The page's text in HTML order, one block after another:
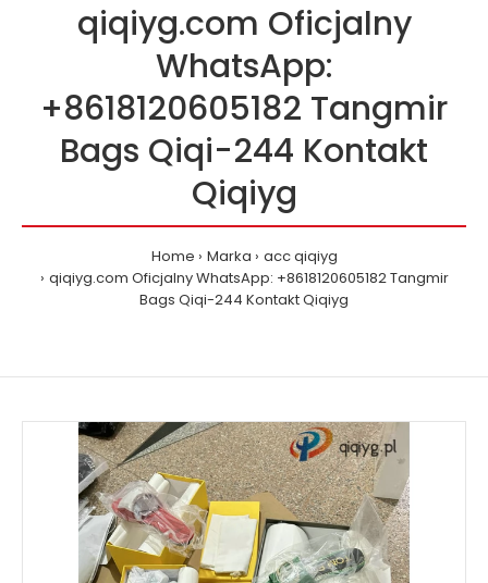
qiqiyg.com Oficjalny
WhatsApp:
+8618120605182 Tangmir
Bags Qiqi-244 Kontakt
Qiqiyg
Home Marka
acc qiqiyg
qiqiyg.com Oficjalny WhatsApp: +8618120605182 Tangmir
Bags Qiqi-244 Kontakt Qiqiyg